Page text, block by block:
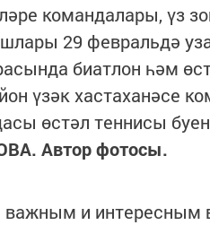
командалары, үз
29 февральдә
биатлон һәм
үзәк хастаханәсе
өстәл теннисы
Автор фотосы.
и интересным